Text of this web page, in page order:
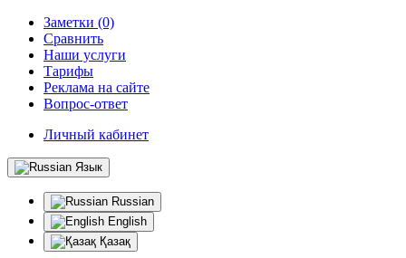
Заметки (0)
Сравнить
Наши услуги
Тарифы
Реклама на сайте
Вопрос-ответ
Личный кабинет
Язык
Russian
English
Қазақ